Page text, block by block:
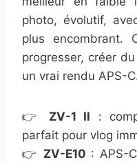
photo, évolutif,
plus encombrant.
progresser, créer
un vrai rendu APS-
👉 ZV-1 II :
parfait pour vlog
👉 ZV-E10 : APS-